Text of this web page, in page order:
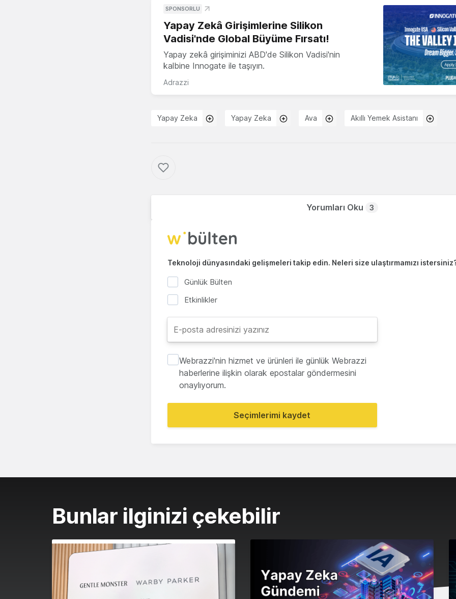
SPONSORLU
Yapay Zekâ Girişimlerine Silikon
Vadisi'nde Global Büyüme Fırsatı!
Yapay zekâ girişiminizi ABD'de Silikon Vadisi'nin
kalbine Innogate ile taşıyın.
Adrazzi
Yapay Zeka Yapay Zeka Ava Akıllı Yemek Asistanı
Yorumları Oku 3
Teknoloji dünyasındaki gelişmeleri takip edin. Neleri size ulaştırmamızı
Günlük Bülten
Etkinlikler
Webrazzi'nin hizmet ve ürünleri ile günlük Webrazzi
haberlerine ilişkin olarak epostalar göndermesini
onaylıyorum.
Seçimlerimi kaydet
Bunlar ilginizi çekebilir